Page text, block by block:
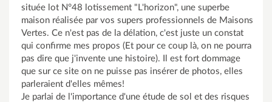
située lot N°48 lotissement "L'horizon", une superbe
maison réalisée par vos supers professionnels de Maisons
Vertes. Ce n'est pas de la délation, c'est juste un constat
qui confirme mes propos (Et pour ce coup là, on ne pourra
pas dire que j'invente une histoire). Il est fort dommage
que sur ce site on ne puisse pas insérer de photos, elles
parleraient d'elles mêmes!
Je parlai de l'importance d'une étude de sol et des risques